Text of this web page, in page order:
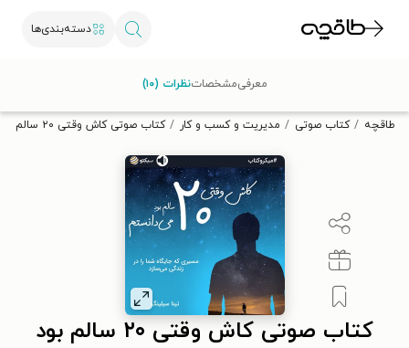
دسته‌بندی‌ها
تخفیف از طاقچه دریافت کن.
طاقچه کتاب صوتی مدیریت و کسب و کار کتاب صوتی کاش وقتی ۲۰ سالم بود ‌می‌دانستم (خلاصه کتاب)
کتاب صوتی کاش وقتی ۲۰ سالم بود
معرفیمشخصاتنظرات (۱۰)